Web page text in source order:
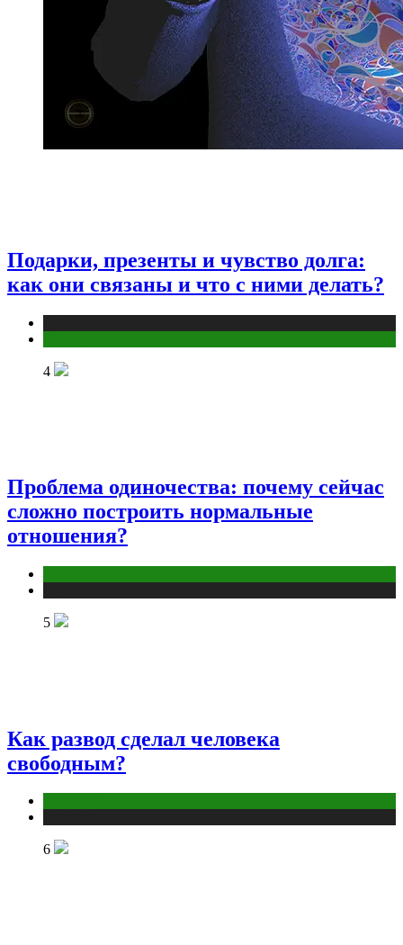
Подарки, презенты и чувство долга:
как они связаны и что с ними делать?
4
Проблема одиночества: почему сейчас
сложно построить нормальные
отношения?
5
Как развод сделал человека
свободным?
6